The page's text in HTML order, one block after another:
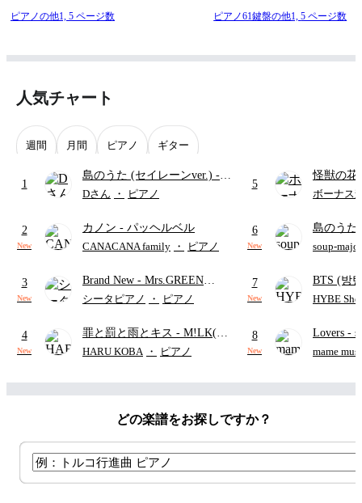
ピアノの他1, 5 ページ数
ピアノ61鍵盤の他1,5 ページ数
人気チャート
週間 月間 ピアノ ギター
1
島のうた (セイレーンver.) -
セイレーン(CV.鈴木みのり)
ード・ペダル付き/『映画ちい
かわ 人魚の島のひみつ』よ
Dさん ・ ピアノ
2
New
カノン - パッヘルベル
CANACANA family ・ ピアノ
3
New
Brand New - Mrs.GREEN
APPLE
シータピアノ ・ ピアノ
4
New
罪と罰と雨とキス - M!LK(佐
野勇斗&吉田仁人)
HARU KOBA ・ ピアノ
5
怪獣の
ードパー
ボーナス
6
New
島のうた
映画ちい
soup-majo
7
New
BTS (방
HYBE
8
New
Lovers -
ト)
mame
どの楽譜をお探しですか？